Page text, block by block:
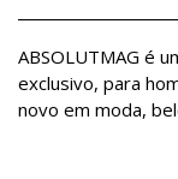
ABSOLUTMAG é
exclusivo, para
novo em moda,